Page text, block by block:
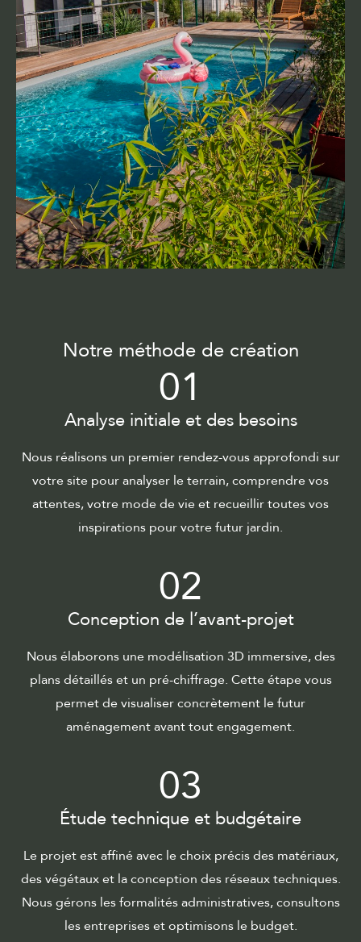
Notre méthode de création
01
Analyse initiale et des besoins
Nous réalisons un premier rendez-vous approfondi sur
votre site pour analyser le terrain, comprendre vos
attentes, votre mode de vie et recueillir toutes vos
inspirations pour votre futur jardin.
02
Conception de l’avant-projet
Nous élaborons une modélisation 3D immersive, des
plans détaillés et un pré-chiffrage. Cette étape vous
permet de visualiser concrètement le futur
aménagement avant tout engagement.
03
Étude technique et budgétaire
Le projet est affiné avec le choix précis des matériaux,
des végétaux et la conception des réseaux techniques.
Nous gérons les formalités administratives, consultons
les entreprises et optimisons le budget.